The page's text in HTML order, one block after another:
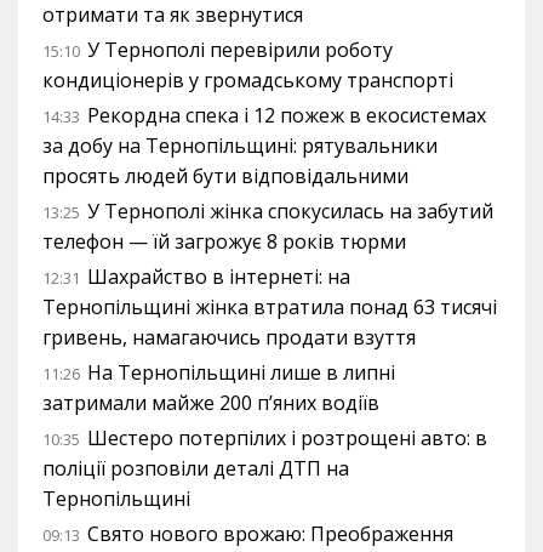
отримати та як звернутися
15:10 У Тернополі перевірили роботу
кондиціонерів у громадському транспорті
14:33 Рекордна спека і 12 пожеж в екосистемах
за добу на Тернопільщині: рятувальники
просять людей бути відповідальними
13:25 У Тернополі жінка спокусилась на забутий
телефон — їй загрожує 8 років тюрми
12:31 Шахрайство в інтернеті: на
Тернопільщині жінка втратила понад 63 тисячі
гривень, намагаючись продати взуття
11:26 На Тернопільщині лише в липні
затримали майже 200 п’яних водіїв
10:35 Шестеро потерпілих і розтрощені авто: в
поліції розповіли деталі ДТП на
Тернопільщині
09:13 Свято нового врожаю: Преображення